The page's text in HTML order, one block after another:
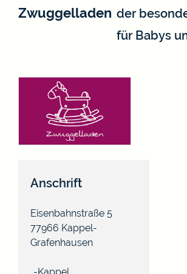
Zwuggelladen der
für Babys
Anschrift
Eisenbahnstraße 5
77966 Kappel-
Grafenhausen